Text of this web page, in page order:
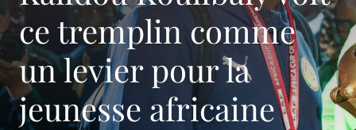
ce tremplin comme
un levier pour la
jeunesse africaine